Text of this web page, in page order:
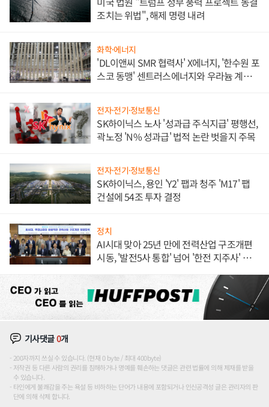
조치는 위법", 해제 명령 내려
화학·에너지
'DL이앤씨 SMR 협력사' X에너지, '한수원 포
스코 동맹' 센트러스에너지와 우라늄 계약
전자·전기·정보통신
SK하이닉스 노사 '성과급 주식지급' 평행선,
곽노정 'N% 성과급' 법적 논란 벗을지 주목
전자·전기·정보통신
SK하이닉스, 용인 'Y2' 팹과 청주 'M17' 팹
건설에 54조 투자 결정
정치
AI시대 맞아 25년 만에 전력산업 구조개편
시동, '발전5사 통합' 넘어 '한전 지주사' 재편
기사댓글0개
200자까지 쓰실 수 있습니다. (현재 0 byte / 최대 400byte)
저작권 등 다른 사람의 권리를 침해하거나 명예를 훼손하는 댓글은 관련 법률에 의해 제재를 받을
수 있습니다.
타인에게 불쾌감을 주는 욕설 등 비하하는 단어가 내용에 포함되거나 인신공격성 글은 관리자의 판
단에 의해 삭제 합니다.